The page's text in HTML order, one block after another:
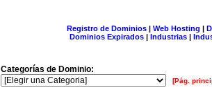
Registro de Dominios| Web Hosting |
Dominios Expirados | Industrias |
Categorías de Dominio:
[Pág.